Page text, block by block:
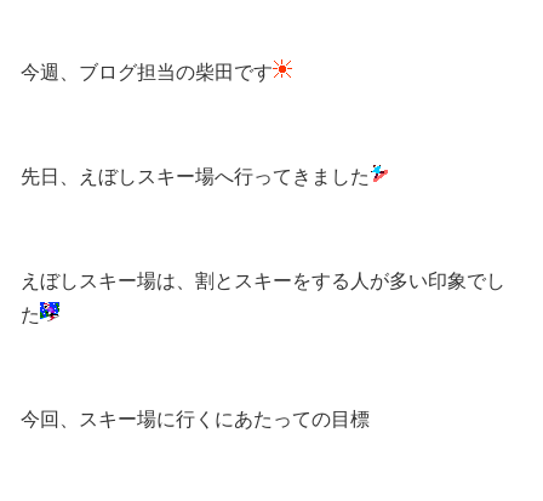
今週、ブログ担当の柴田です
先日、えぼしスキー場へ行ってきました
えぼしスキー場は、割とスキーをする人が多い印象でし
た
今回、スキー場に行くにあたっての目標